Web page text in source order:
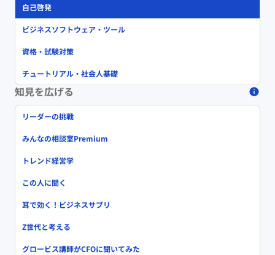
自己啓発
ビジネスソフトウェア・ツール
資格・試験対策
チュートリアル・社会人基礎
知見を広げる
リーダーの挑戦
みんなの相談室Premium
トレンド経営学
この人に聞く
耳で効く！ビジネスサプリ
Z世代と考える
グロービス講師がCFOに聞いてみた